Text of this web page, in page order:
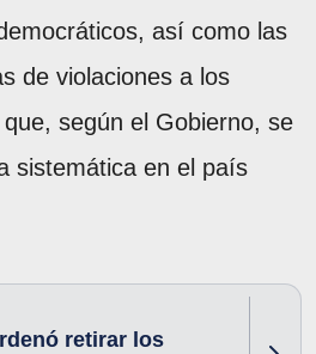
así como las
de violaciones a los
según el Gobierno, se
sistemática en el país
retirar los